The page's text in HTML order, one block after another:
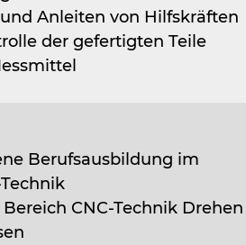
Anleiten von Hilfskräften
der gefertigten Teile
Berufsausbildung im
CNC-Technik Drehen